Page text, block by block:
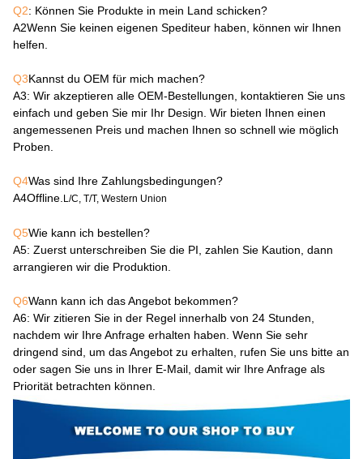
Q2: Können Sie Produkte in mein Land schicken?
A2Wenn Sie keinen eigenen Spediteur haben, können wir Ihnen
helfen.
Q3Kannst du OEM für mich machen?
A3: Wir akzeptieren alle OEM-Bestellungen, kontaktieren Sie uns
einfach und geben Sie mir Ihr Design. Wir bieten Ihnen einen
angemessenen Preis und machen Ihnen so schnell wie möglich
Proben.
Q4Was sind Ihre Zahlungsbedingungen?
A4Offline. L/C, T/T, Western Union
Q5Wie kann ich bestellen?
A5: Zuerst unterschreiben Sie die PI, zahlen Sie Kaution, dann
arrangieren wir die Produktion.
Q6Wann kann ich das Angebot bekommen?
A6: Wir zitieren Sie in der Regel innerhalb von 24 Stunden,
nachdem wir Ihre Anfrage erhalten haben. Wenn Sie sehr
dringend sind, um das Angebot zu erhalten, rufen Sie uns bitte an
oder sagen Sie uns in Ihrer E-Mail, damit wir Ihre Anfrage als
Priorität betrachten können.